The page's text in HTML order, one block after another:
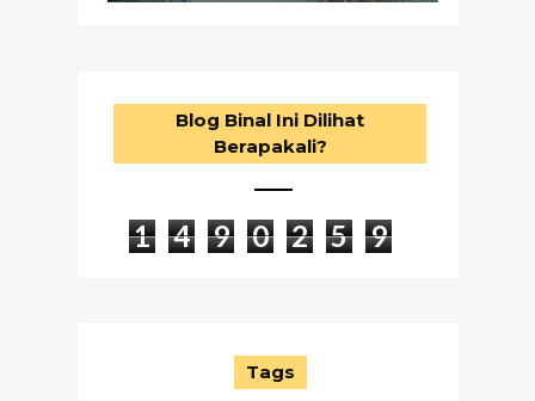
Blog Binal Ini Dilihat
Berapakali?
1 4 9 0 2 5 9
Tags